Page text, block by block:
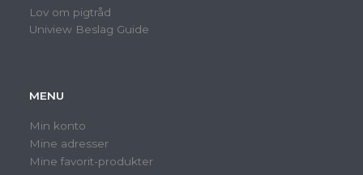
Lov om pigtråd
Uniview Beslag Guide
MENU
Min konto
Mine adresser
Mine favorit-produkter